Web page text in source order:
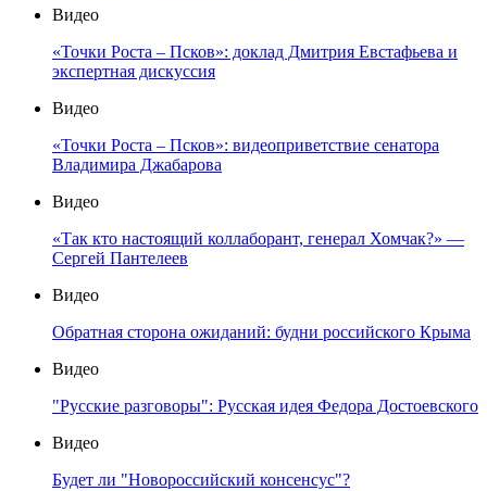
Видео
«Точки Роста – Псков»: доклад Дмитрия Евстафьева и
экспертная дискуссия
Видео
«Точки Роста – Псков»: видеоприветствие сенатора
Владимира Джабарова
Видео
«Так кто настоящий коллаборант, генерал Хомчак?» —
Сергей Пантелеев
Видео
Обратная сторона ожиданий: будни российского Крыма
Видео
"Русские разговоры": Русская идея Федора Достоевского
Видео
Будет ли "Новороссийский консенсус"?